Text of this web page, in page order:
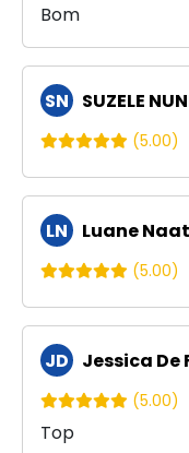
Bom
SN SUZELE
(5.00)
LN Luane
(5.00)
JD Jessica De
(5.00)
Top